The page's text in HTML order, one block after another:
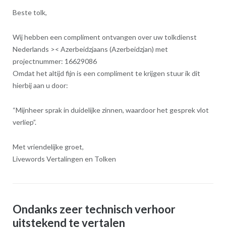
Beste tolk,
Wij hebben een compliment ontvangen over uw tolkdienst
Nederlands >< Azerbeidzjaans (Azerbeidzjan) met
projectnummer: 16629086
Omdat het altijd fijn is een compliment te krijgen stuur ik dit
hierbij aan u door:
“Mijnheer sprak in duidelijke zinnen, waardoor het gesprek vlot
verliep”.
Met vriendelijke groet,
Livewords Vertalingen en Tolken
Ondanks zeer technisch verhoor
uitstekend te vertalen